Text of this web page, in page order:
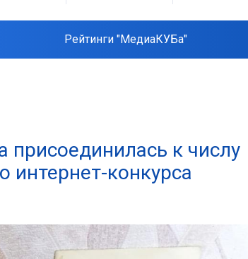
Рейтинги "МедиаКУБа"
присоединилась к числу
интернет-конкурса